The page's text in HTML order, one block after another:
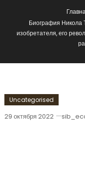
Биография Никола
изобретателя, его
Uncategorised
29 октября 2022